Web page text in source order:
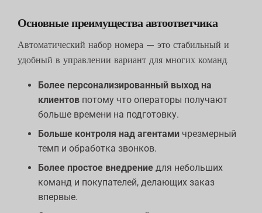
Основные преимущества автоответчика
Автоматический набор номера — это стабильный и
удобный в управлении вариант для многих команд.
Более персонализированный выход на
клиентов потому что операторы получают
больше времени на подготовку.
Больше контроля над агентами чрезмерный
темп и обработка звонков.
Более простое внедрение для небольших
команд и покупателей, делающих заказ
впервые.